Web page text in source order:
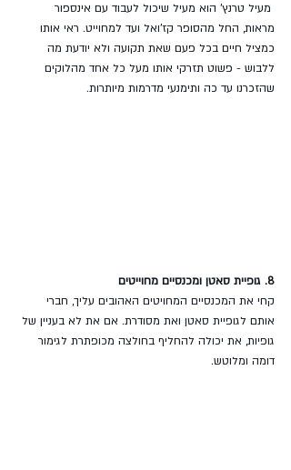
מעיל טרנץ' הוא מעיל שיכול לעבוד עם אינספור
מראות, החל מהסופר קז'ואל ועד למחוייט. ראי אותו
כמציל חיים בכל פעם שאת תקועה ולא יודעת מה
ללבוש - פשוט תזרקי אותו מעל כל אחד מהלוקים
שהזכרנו עד כה ותימנעי מדרמות מיותרות.
8. גופיית סאטן ומכנסיים מחוייטים
קחי את המכנסיים המחויטים האהובים עליך, חברי
אותם לגופיית סאטן ואת מסודרת. אם את לא בעניין של
גופיות, את יכולה להחליף בחולצה מכופתרת לגימור
דומה ומלוטש.